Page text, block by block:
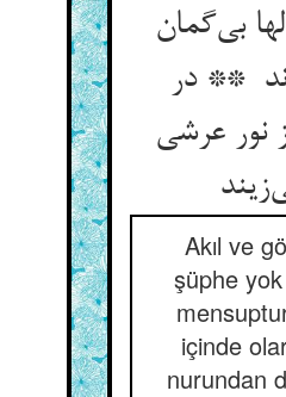
بی‌گمان
** در
نور عرشی
Akıl ve
şüphe
içinde
nurundan